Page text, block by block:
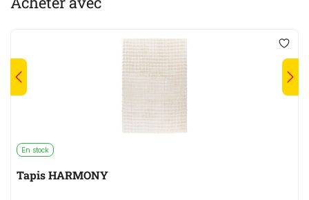
En stock
Tapis HARMONY